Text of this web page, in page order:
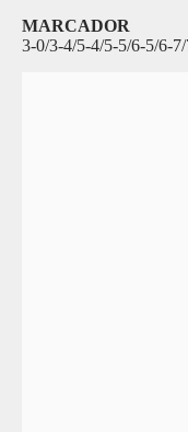
MARCADOR
3-0/3-4/5-4/5-5/6-5/6-